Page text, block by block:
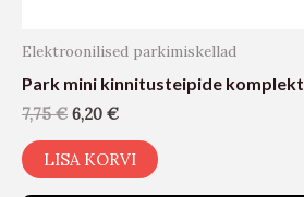
Elektroonilised parkimiskellad
Park mini kinnitusteipide komplekt
7,75€ 6,20 €
LISA KORVI